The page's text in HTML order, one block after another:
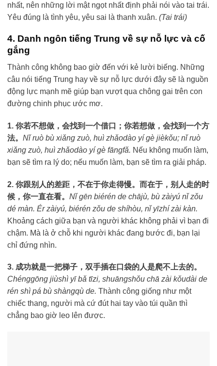
nhất, nên những lời mật ngọt nhất định phải nói vào tai trái.
Yêu đúng là tình yêu, yêu sai là thanh xuân. (Tai trái)
4. Danh ngôn tiếng Trung về sự nỗ lực và cố
gắng
Thành công không bao giờ đến với kẻ lười biếng. Những
câu nói tiếng Trung hay về sự nỗ lực dưới đây sẽ là nguồn
động lực mạnh mẽ giúp bạn vượt qua chông gai trên con
đường chinh phục ước mơ.
1. 你若不想做，会找到一个借口；你若想做，会找到一个方
法。 Nǐ ruò bù xiǎng zuò, huì zhǎodào yí gè jièkǒu; nǐ ruò
xiǎng zuò, huì zhǎodào yí gè fāngfǎ. Nếu không muốn làm,
bạn sẽ tìm ra lý do; nếu muốn làm, bạn sẽ tìm ra giải pháp.
2. 你跟别人的差距，不在于你走得慢。而在于，别人走的时
候，你一直在看。 Nǐ gēn biérén de chājù, bù zàiyú nǐ zǒu
dé màn. Ér zàiyú, biérén zǒu de shíhòu, nǐ yīzhí zài kàn.
Khoảng cách giữa bạn và người khác không phải vì bạn đi
chậm. Mà là ở chỗ khi người khác đang bước đi, bạn lại
chỉ đứng nhìn.
3. 成功就是一把梯子，双手插在口袋的人是爬不上去的。
Chénggōng jiùshì yī bǎ tīzi, shuāngshǒu chā zài kǒudài de
rén shì pá bù shàngqù de. Thành công giống như một
chiếc thang, người mà cứ đút hai tay vào túi quần thì
chẳng bao giờ leo lên được.